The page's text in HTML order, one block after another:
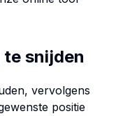
te snijden
vervolgens
positie